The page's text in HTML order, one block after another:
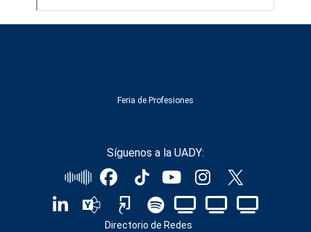
Feria de Profesiones
Síguenos a la UADY:
Directorio de Redes